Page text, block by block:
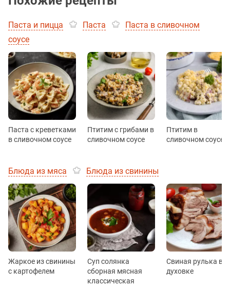
Паста и пицца Паста
Паста в сливочном
соусе
Паста с креветками
в сливочном соусе
Птитим с грибами в
сливочном соусе
Птитим в
сливочном соусе
Блюда из мяса Блюда из свинины
Жаркое из свинины
с картофелем
Суп солянка
сборная мясная
классическая
Свиная рулька в
духовке